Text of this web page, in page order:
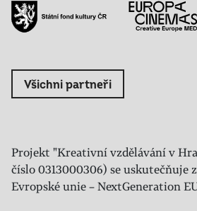
Všichni partneři
Projekt "Kreativní vzdělávání v
číslo 0313000306) se uskutečňuje
Evropské unie – NextGeneration